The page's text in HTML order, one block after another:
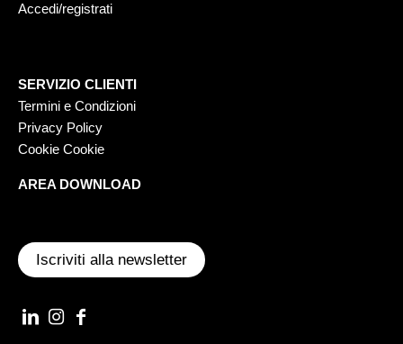
Accedi/registrati
SERVIZIO CLIENTI
Termini e Condizioni
Privacy Policy
Cookie Cookie
AREA DOWNLOAD
Iscriviti alla newsletter